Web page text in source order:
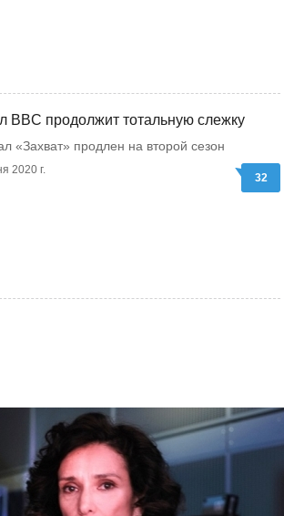
BBC продолжит тотальную слежку
«Захват» продлен на второй сезон
2020 г.
32